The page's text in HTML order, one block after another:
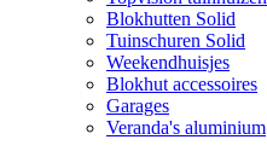
Blokhutten Solid
Tuinschuren Solid
Weekendhuisjes
Blokhut accessoires
Garages
Veranda's aluminium